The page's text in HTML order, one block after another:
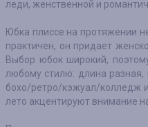
леди, женственной и
Юбка плиссе на протяжении
практичен, он придает
Выбор юбок широкий,
любому стилю: длина разная,
бохо/ретро/кэжуал/колледж
лето акцентируют внимание